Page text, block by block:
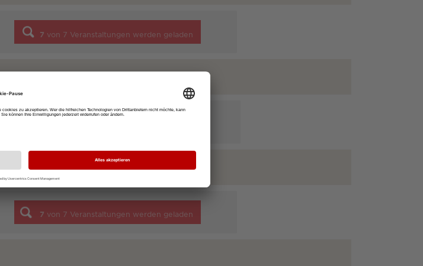
7 von 7 Veranstaltungen werden geladen
7 von 7 Veranstaltungen werden geladen